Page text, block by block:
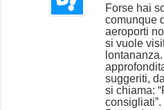
Forse hai
comunque
aeroporti
si vuole
suggeriti,
si chiama:
consigliati”.